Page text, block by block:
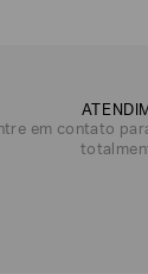
em contato